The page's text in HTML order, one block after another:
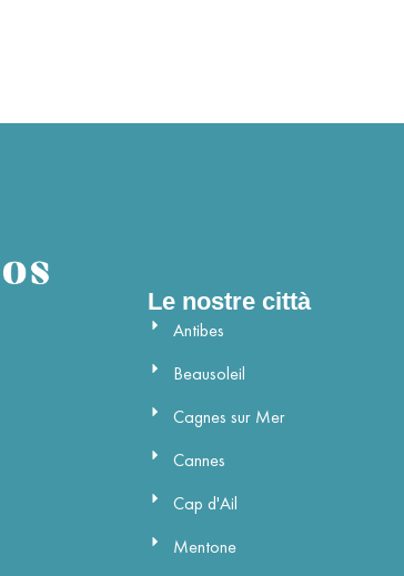
Le nostre città
Antibes
Beausoleil
Cagnes sur Mer
Cannes
Cap d'Ail
Mentone